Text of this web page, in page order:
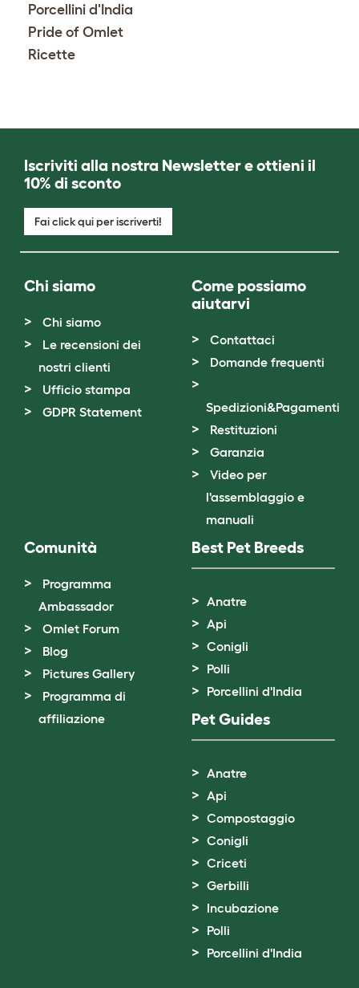
Porcellini d'India
Pride of Omlet
Ricette
Iscriviti alla nostra Newsletter e ottieni il
10% di sconto
Fai click qui per iscriverti!
Chi siamo
Chi siamo
Le recensioni dei
nostri clienti
Ufficio stampa
GDPR Statement
Come possiamo
aiutarvi
Contattaci
Domande frequenti
Spedizioni&Pagamenti
Restituzioni
Garanzia
Video per
l'assemblaggio e
manuali
Comunità
Programma
Ambassador
Omlet Forum
Blog
Pictures Gallery
Programma di
affiliazione
Best Pet Breeds
Anatre
Api
Conigli
Polli
Porcellini d'India
Pet Guides
Anatre
Api
Compostaggio
Conigli
Criceti
Gerbilli
Incubazione
Polli
Porcellini d'India